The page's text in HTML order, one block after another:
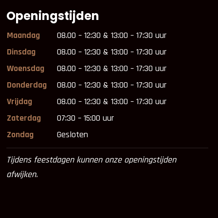
Openingstijden
Maandag
08.00 – 12:30 & 13:00 – 17:30 uur
Dinsdag
08.00 – 12:30 & 13:00 – 17:30 uur
Woensdag
08.00 – 12:30 & 13:00 – 17:30 uur
Donderdag
08.00 – 12:30 & 13:00 – 17:30 uur
Vrijdag
08.00 – 12:30 & 13:00 – 17:30 uur
Zaterdag
07:30 – 15:00 uur
Zondag
Gesloten
Tijdens feestdagen kunnen onze openingstijden
afwijken.